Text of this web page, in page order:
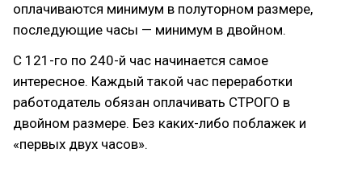
оплачиваются минимум в полуторном размере,
последующие часы — минимум в двойном.
С 121-го по 240-й час начинается самое
интересное. Каждый такой час переработки
работодатель обязан оплачивать СТРОГО в
двойном размере. Без каких-либо поблажек и
«первых двух часов».